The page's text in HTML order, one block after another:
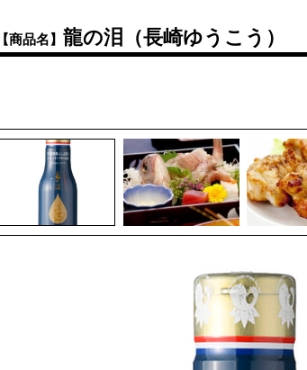
【商品名】 龍の泪（長崎ゆうこう）